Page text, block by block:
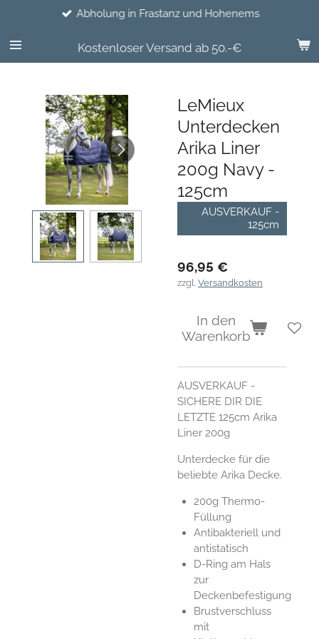
springen
Kostenloser Versand ab 50.-€
Abholung in Frastanz und Hohenems
LeMieux
Unterdecken
Arika Liner
200g Navy -
125cm
AUSVERKAUF -
125cm
96,95 €
zzgl. Versandkosten
In den
Warenkorb
AUSVERKAUF -
SICHERE DIR DIE
LETZTE 125cm Arika
Liner 200g
Unterdecke für die
beliebte Arika Decke.
200g Thermo-
Füllung
Antibakteriell und
antistatisch
D-Ring am Hals
zur
Deckenbefestigung
Brustverschluss
mit